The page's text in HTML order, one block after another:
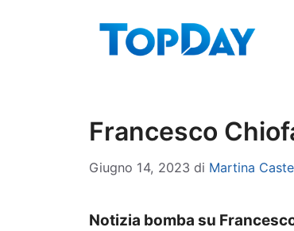
Francesco
Giugno 14, 2023 di Martina
Notizia bomba su